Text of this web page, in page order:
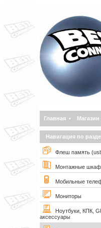
Главная • Магазин
Навигация по
Флеш память
Монтажные
Мобильные
Мониторы
Ноутбуки, КПК,
аксессуары